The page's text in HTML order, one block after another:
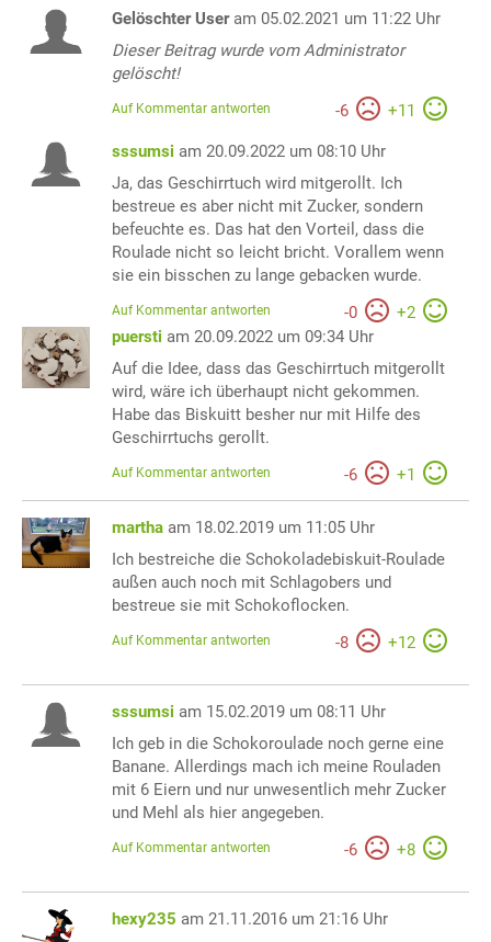
Gelöschter User am 05.02.2021 um 11:22 Uhr
Dieser Beitrag wurde vom Administrator
gelöscht!
-6 +11
Auf Kommentar antworten
sssumsi am 20.09.2022 um 08:10 Uhr
Ja, das Geschirrtuch wird mitgerollt. Ich
bestreue es aber nicht mit Zucker, sondern
befeuchte es. Das hat den Vorteil, dass die
Roulade nicht so leicht bricht. Vorallem wenn
sie ein bisschen zu lange gebacken wurde.
-0 +2
Auf Kommentar antworten
puersti am 20.09.2022 um 09:34 Uhr
Auf die Idee, dass das Geschirrtuch mitgerollt
wird, wäre ich überhaupt nicht gekommen.
Habe das Biskuitt besher nur mit Hilfe des
Geschirrtuchs gerollt.
-6 +1
Auf Kommentar antworten
martha am 18.02.2019 um 11:05 Uhr
Ich bestreiche die Schokoladebiskuit-Roulade
außen auch noch mit Schlagobers und
bestreue sie mit Schokoflocken.
-8 +12
Auf Kommentar antworten
sssumsi am 15.02.2019 um 08:11 Uhr
Ich geb in die Schokoroulade noch gerne eine
Banane. Allerdings mach ich meine Rouladen
mit 6 Eiern und nur unwesentlich mehr Zucker
und Mehl als hier angegeben.
-6 +8
Auf Kommentar antworten
hexy235 am 21.11.2016 um 21:16 Uhr